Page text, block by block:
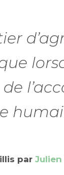
par